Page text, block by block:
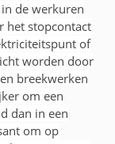
de werkuren
het stopcontact
of
worden door
breekwerken
om een
dan in een
om op